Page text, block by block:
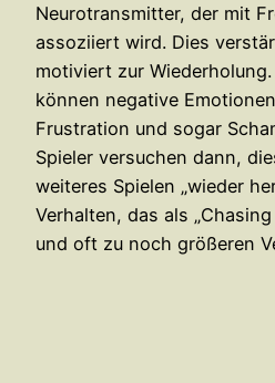
Neurotransmitter, der mit
assoziiert wird. Dies
motiviert zur
können negative
Frustration und sogar
Spieler versuchen dann,
weiteres Spielen „wieder
Verhalten, das als
und oft zu noch größeren